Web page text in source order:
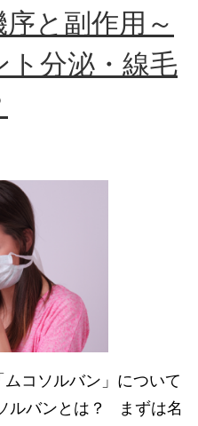
と副作用～
ト分泌・線毛
コソルバン」について
ルバンとは？ まずは名